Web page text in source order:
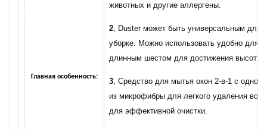
Главная особенность:
животных и другие аллергены.
2, Duster может быть универсальным для
уборке. Можно использовать удобно для
длинным шестом для достижения высоты!
3, Средство для мытья окон 2-в-1 с одной
из микрофибры для легкого удаления
для эффективной очистки.